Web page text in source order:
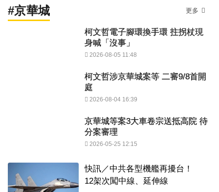
#京華城 更多
柯文哲電子腳環換手環 拄拐杖現
身喊「沒事」
2026-08-05 11:48
柯文哲涉京華城案等 二審9/8首開
庭
2026-08-04 16:39
京華城等案3大車卷宗送抵高院 待
分案審理
2026-05-25 12:15
快訊／中共各型機艦再擾台！
12架次闖中線、延伸線